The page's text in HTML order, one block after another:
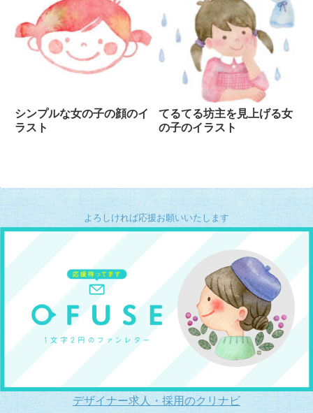
シンプルな女の子の顔のイ
ラスト
てるてる坊主を見上げる女
の子のイラスト
よろしければ応援お願いいたします
デザイナー求人・採用のクリナビ